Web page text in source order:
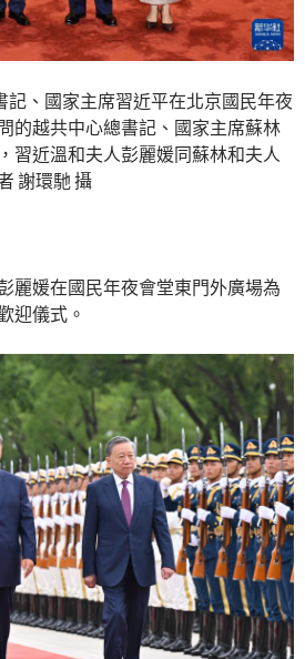
記、國家主席習近平在北京國民年夜
的越共中心總書記、國家主席蘇林
習近溫和夫人彭麗媛同蘇林和夫人
謝環馳 攝
麗媛在國民年夜會堂東門外廣場為
迎儀式。